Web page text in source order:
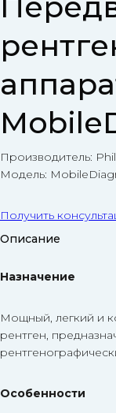
Производитель:
Модель:
Получить
Описание
Назначение
Мощный, легкий и
рентген,
Особенности